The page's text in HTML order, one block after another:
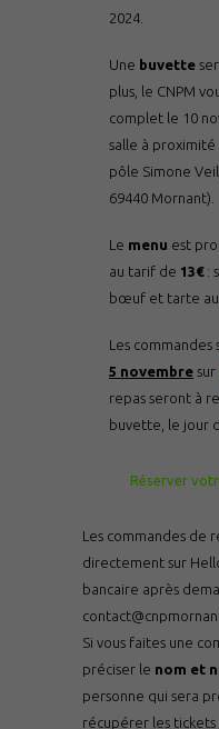
2024.
Une buvette
plus, le CNPM
complet le 10
salle à
pôle Simone
69440 Mornant).
Le menu est
au tarif de 13€:
bœuf et tarte
Les
5 novembre sur
repas seront à
buvette, le jour
Réserver
Les commandes de
directement sur
bancaire après
Si vous faites une
préciser le nom et
personne qui sera
récupérer les tickets